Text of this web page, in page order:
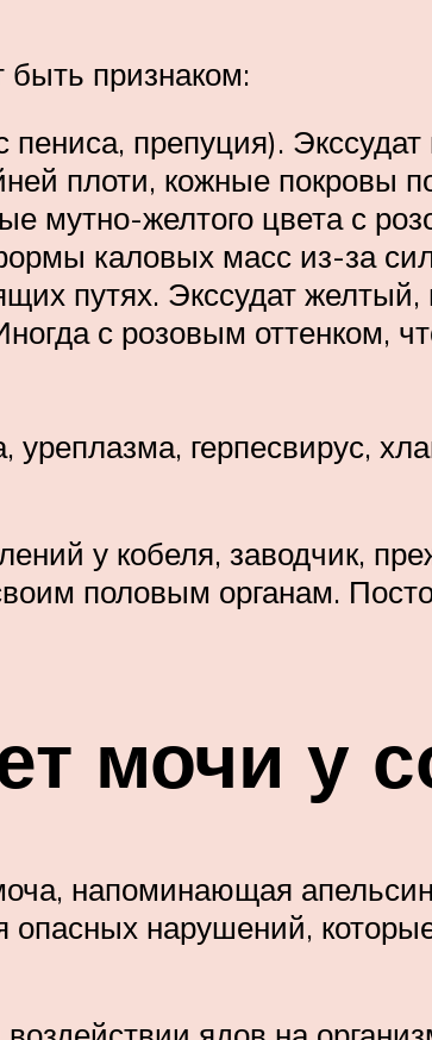
признаком:
препуция).
плоти, кожные покровы
мутно-желтого цвета с
каловых масс из-за
путях. Экссудат
с розовым оттенком,
герпесвирус,
у кобеля, заводчик,
половым органам.
мочи у
напоминающая
нарушений,